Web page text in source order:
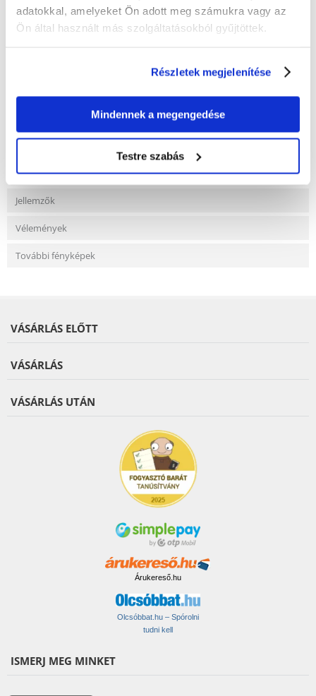
adatokkal, amelyeket Ön adott meg számukra vagy az
Ön által használt más szolgáltatásokból gyűjtöttek.
Részletek megjelenítése
Mindennek a megengedése
Testre szabás
Nylon alagút plüss belsővel tengerimalacok számára. Méretek; 35 cm /
15 cm.
KÉRDEZZ TŐLÜNK!
Gyakori Kérdések (GYIK)
Jellemzők
Vélemények
További fényképek
VÁSÁRLÁS ELŐTT
VÁSÁRLÁS
VÁSÁRLÁS UTÁN
Árukereső.hu
Olcsóbbat.hu – Spórolni
tudni kell
ISMERJ MEG MINKET